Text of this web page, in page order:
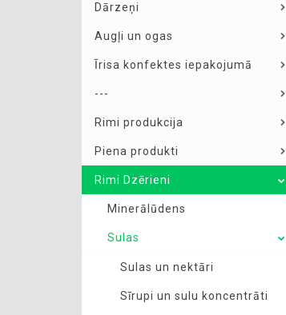
Dārzeņi
Augļi un ogas
Īrisa konfektes iepakojumā
---
Rimi produkcija
Piena produkti
Rimi Dzērieni
Minerālūdens
Sulas
Sulas un nektāri
Sīrupi un sulu koncentrāti